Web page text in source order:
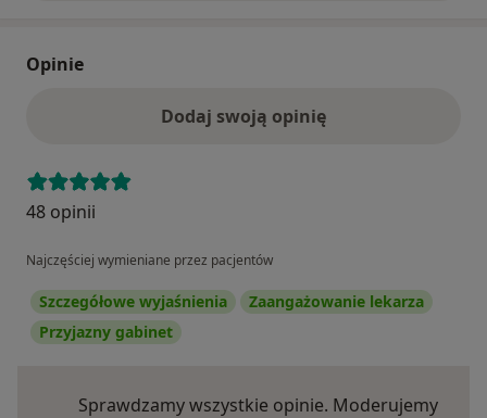
Opinie
Dodaj swoją opinię
48 opinii
Najczęściej wymieniane przez pacjentów
Szczegółowe wyjaśnienia
Zaangażowanie lekarza
Przyjazny gabinet
Sprawdzamy wszystkie opinie. Moderujemy